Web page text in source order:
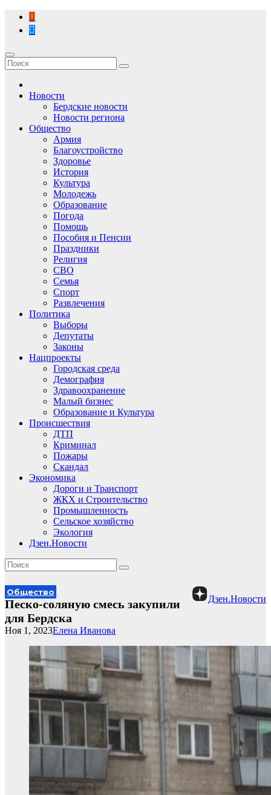
Перейти
содержимому
Новости
Бердские новости
Новости региона
Общество
Армия
Благоустройство
Здоровье
История
Культура
Молодежь
Образование
Погода
Помощь
Пособия и Пенсии
Праздники
Религия
СВО
Семья
Спорт
Развлечения
Политика
Выборы
Депутаты
Законы
Нацпроекты
Городская среда
Демография
Здравоохранение
Малый бизнес
Образование и Культура
Происшествия
ДТП
Криминал
Пожары
Скандал
Экономика
Дороги и Транспорт
ЖКХ и Строительство
Промышленность
Сельское хозяйство
Экология
Дзен.Новости
Дзен.Новости
Общество
Песко-соляную смесь закупили
для Бердска
Елена Иванова
Ноя 1, 2023